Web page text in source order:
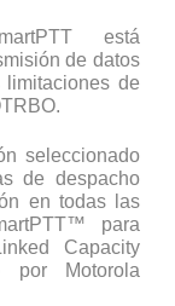
está
de datos
de
seleccionado
de despacho
en todas las
para
Capacity
Motorola